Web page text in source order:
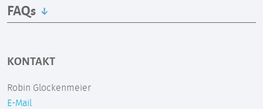
FAQs
KONTAKT
Robin Glockenmeier
E-Mail